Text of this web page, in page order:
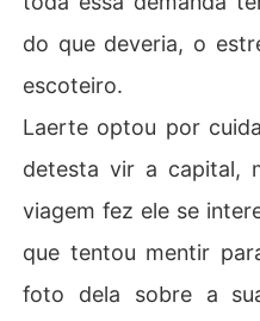
do que deveria, o
escoteiro.
Laerte optou por
detesta vir a capital,
viagem fez ele se
que tentou mentir
foto dela sobre a